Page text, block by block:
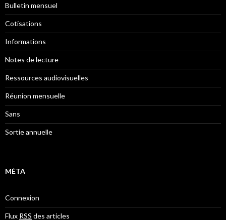
Bulletin mensuel
Cotisations
Informations
Notes de lecture
Ressources audiovisuelles
Réunion mensuelle
Sans
Sortie annuelle
MÉTA
Connexion
Flux RSS des articles